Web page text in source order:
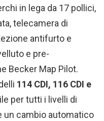
in lega da 17 pollici,
telecamera di
antifurto e
e pre-
Becker Map Pilot.
114 CDI, 116 CDI e
per tutti i livelli di
un cambio automatico